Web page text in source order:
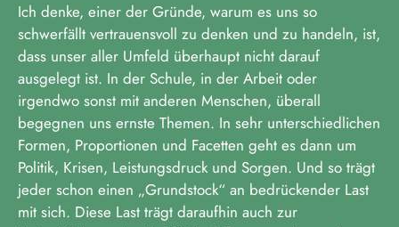
Ich denke, einer der Gründe, warum es uns so
schwerfällt vertrauensvoll zu denken und zu handeln, ist,
dass unser aller Umfeld überhaupt nicht darauf
ausgelegt ist. In der Schule, in der Arbeit oder
irgendwo sonst mit anderen Menschen, überall
begegnen uns ernste Themen. In sehr unterschiedlichen
Formen, Proportionen und Facetten geht es dann um
Politik, Krisen, Leistungsdruck und Sorgen. Und so trägt
jeder schon einen „Grundstock“ an bedrückender Last
mit sich. Diese Last trägt daraufhin auch zur